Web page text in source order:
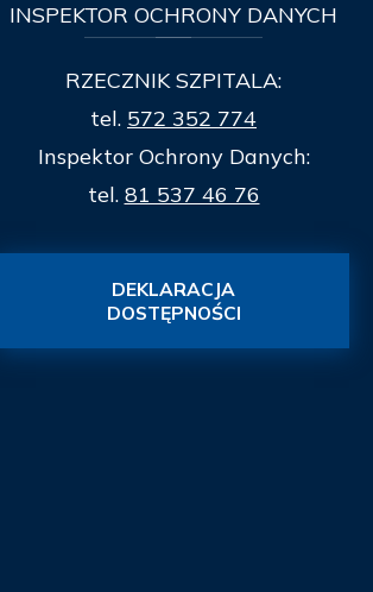
INSPEKTOR OCHRONY DANYCH
RZECZNIK SZPITALA:
tel. 572 352 774
Inspektor Ochrony Danych:
tel. 81 537 46 76
DEKLARACJA
DOSTĘPNOŚCI